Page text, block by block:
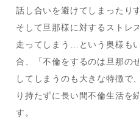
話し合いを避けてしまったり
そして旦那様に対するストレ
走ってしまう…という奥様も
合、「不倫をするのは旦那の
してしまうのも大きな特徴で
り持たずに長い間不倫生活を
す。